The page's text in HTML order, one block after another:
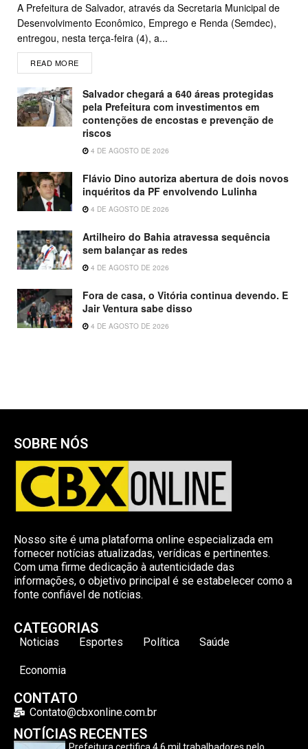
A Prefeitura de Salvador, através da Secretaria Municipal de
Desenvolvimento Econômico, Emprego e Renda (Semdec),
entregou, nesta terça-feira (4), a...
READ MORE
Salvador chegará a 640 áreas protegidas
pela Prefeitura com investimentos em
contenções de encostas e prevenção de
riscos
4 DE AGOSTO DE 2026
Flávio Dino autoriza abertura de dois novos
inquéritos da PF envolvendo Lulinha
4 DE AGOSTO DE 2026
Artilheiro do Bahia atravessa sequência
sem balançar as redes
4 DE AGOSTO DE 2026
Fora de casa, o Vitória continua devendo. E
Jair Ventura sabe disso
4 DE AGOSTO DE 2026
SOBRE NÓS
Nosso site é uma plataforma online especializada em
fornecer notícias atualizadas, verídicas e pertinentes.
Com uma firme dedicação à autenticidade das
informações, o objetivo principal é se estabelecer como a
fonte confiável de notícias.
CATEGORIAS
Noticias Esportes Política Saúde
Economia
CONTATO
Contato@cbxonline.com.br
NOTÍCIAS RECENTES
Prefeitura certifica 4,6 mil trabalhadores pelo